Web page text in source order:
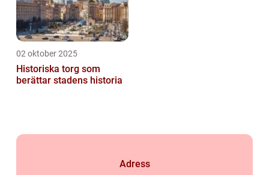
02 oktober 2025
Historiska torg som
berättar stadens historia
Adress